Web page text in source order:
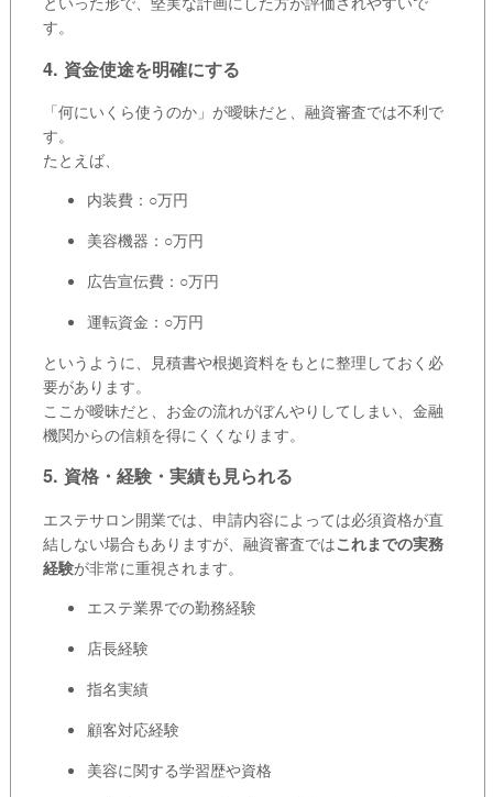
す。
4. 資金使途を明確にする
「何にいくら使うのか」が曖昧だと、融資審査では不利で
す。
たとえば、
内装費：○万円
美容機器：○万円
広告宣伝費：○万円
運転資金：○万円
というように、見積書や根拠資料をもとに整理しておく必
要があります。
ここが曖昧だと、お金の流れがぼんやりしてしまい、金融
機関からの信頼を得にくくなります。
5. 資格・経験・実績も見られる
エステサロン開業では、申請内容によっては必須資格が直
結しない場合もありますが、融資審査ではこれまでの実務
経験が非常に重視されます。
エステ業界での勤務経験
店長経験
指名実績
顧客対応経験
美容に関する学習歴や資格